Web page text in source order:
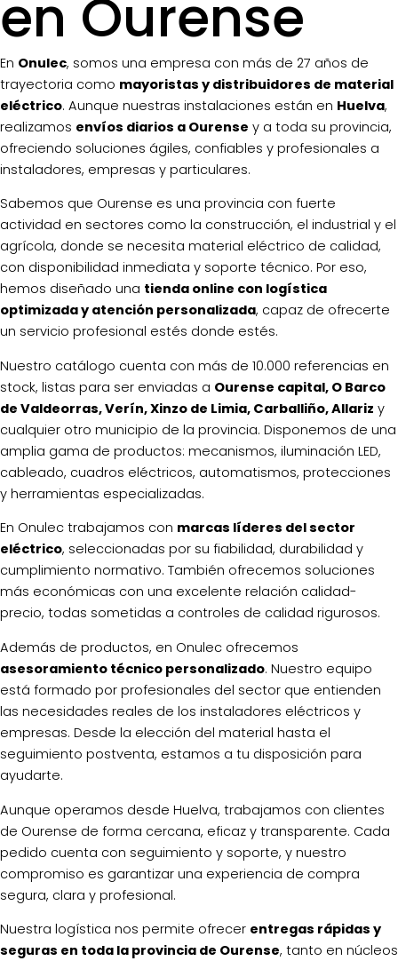
en Ourense
En Onulec, somos una empresa con más de 27 años de
trayectoria como mayoristas y distribuidores de material
eléctrico. Aunque nuestras instalaciones están en Huelva,
realizamos envíos diarios a Ourense y a toda su provincia,
ofreciendo soluciones ágiles, confiables y profesionales a
instaladores, empresas y particulares.
Sabemos que Ourense es una provincia con fuerte
actividad en sectores como la construcción, el industrial y el
agrícola, donde se necesita material eléctrico de calidad,
con disponibilidad inmediata y soporte técnico. Por eso,
hemos diseñado una tienda online con logística
optimizada y atención personalizada, capaz de ofrecerte
un servicio profesional estés donde estés.
Nuestro catálogo cuenta con más de 10.000 referencias en
stock, listas para ser enviadas a Ourense capital, O Barco
de Valdeorras, Verín, Xinzo de Limia, Carballiño, Allariz y
cualquier otro municipio de la provincia. Disponemos de una
amplia gama de productos: mecanismos, iluminación LED,
cableado, cuadros eléctricos, automatismos, protecciones
y herramientas especializadas.
En Onulec trabajamos con marcas líderes del sector
eléctrico, seleccionadas por su fiabilidad, durabilidad y
cumplimiento normativo. También ofrecemos soluciones
más económicas con una excelente relación calidad-
precio, todas sometidas a controles de calidad rigurosos.
Además de productos, en Onulec ofrecemos
asesoramiento técnico personalizado. Nuestro equipo
está formado por profesionales del sector que entienden
las necesidades reales de los instaladores eléctricos y
empresas. Desde la elección del material hasta el
seguimiento postventa, estamos a tu disposición para
ayudarte.
Aunque operamos desde Huelva, trabajamos con clientes
de Ourense de forma cercana, eficaz y transparente. Cada
pedido cuenta con seguimiento y soporte, y nuestro
compromiso es garantizar una experiencia de compra
segura, clara y profesional.
Nuestra logística nos permite ofrecer entregas rápidas y
seguras en toda la provincia de Ourense, tanto en núcleos